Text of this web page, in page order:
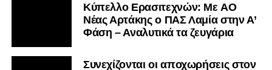
Kύπελλο Ερασιτεχνών: Με AO
Nέας Αρτάκης ο ΠΑΣ Λαμία στην Α’
Φάση – Αναλυτικά τα ζευγάρια
Συνεχίζονται οι αποχωρήσεις στον